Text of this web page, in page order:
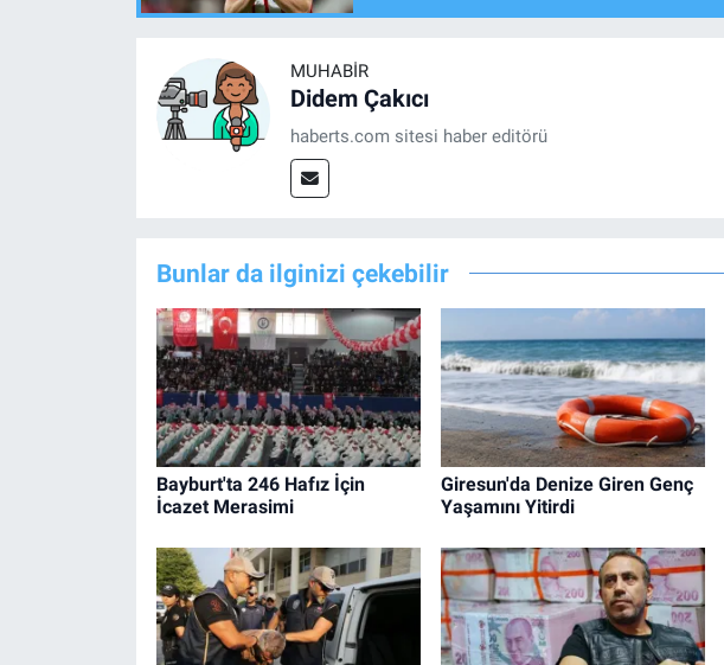
MUHABIR
Didem Çakıcı
haberts.com sitesi haber editörü
Bunlar da ilginizi çekebilir
Bayburt'ta 246 Hafız İçin
İcazet Merasimi
Giresun'da Denize Giren Genç
Yaşamını Yitirdi